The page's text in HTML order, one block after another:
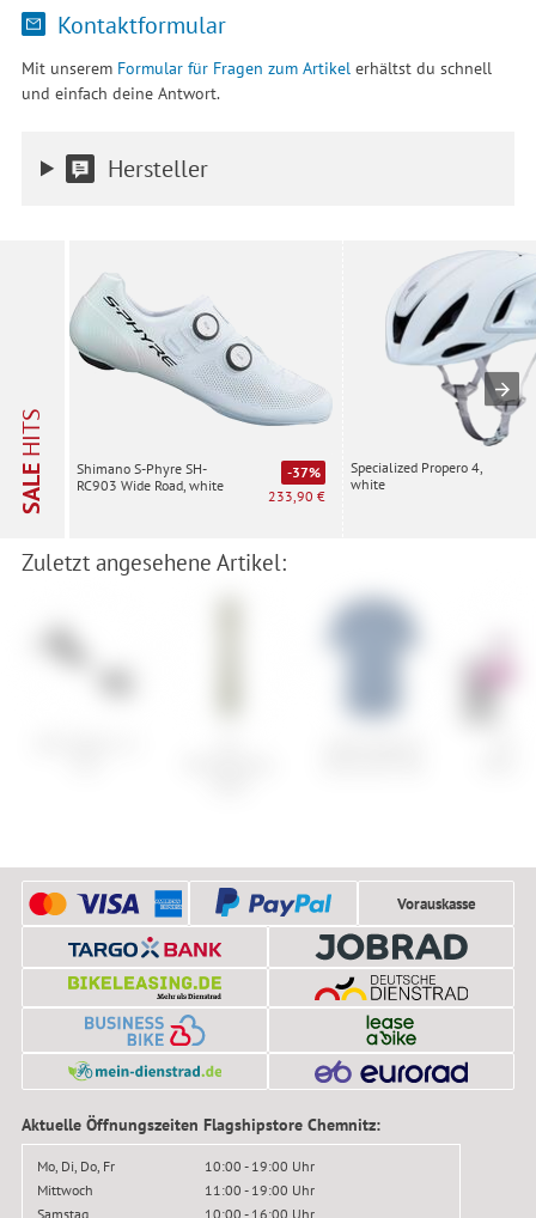
Kontaktformular
Mit unserem Formular für Fragen zum Artikelerhältst du schnell
und einfach deine Antwort.
Hersteller
SALE
HITS
Shimano S-Phyre SH-
RC903 Wide Road, white
-37%
233,90 €
Specialized Propero 4,
white
Zuletzt angesehene Artikel:
Vorauskasse
Aktuelle Öffnungszeiten Flagshipstore Chemnitz:
Mo, Di, Do, Fr
10:00 - 19:00 Uhr
Mittwoch
11:00 - 19:00 Uhr
Samstag
10:00 - 16:00 Uhr